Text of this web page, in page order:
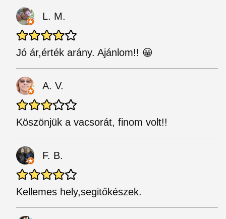
L. M.
Jó ár,érték arány. Ajánlom!! 😀
A. V.
Köszönjük a vacsorát, finom volt!!
F. B.
Kellemes hely,segitőkészek.